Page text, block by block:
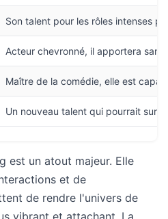
Son talent pour les rôles intenses
Acteur chevronné, il apportera
Maître de la comédie, elle est
Un nouveau talent qui pourrait
est un atout majeur. Elle
et de
de rendre l'univers de
vibrant et attachant. La